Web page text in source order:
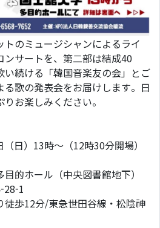
のミュージシャンによるライ
ンサートを、第二部は結成40
続ける「韓国音楽友の会」とご
歌の発表会をお届けします。日
お楽しみください。
日）13時～（12時30分開場）
的ホール（中央図書館地下）
28-1
徒歩12分/東急世田谷線・松陰神